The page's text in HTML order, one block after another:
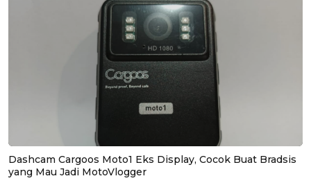
Dashcam Cargoos Moto1 Eks Display, Cocok Buat Bradsis
yang Mau Jadi MotoVlogger